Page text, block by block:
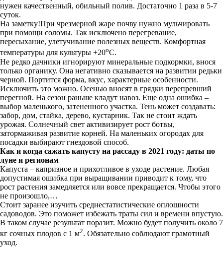
нужен качественный, обильный полив. Достаточно 1 раза в 5-7
суток.
На заметку!При чрезмерной жаре почву нужно мульчировать
при помощи соломы. Так исключено перегревание,
пересыхание, улетучивание полезных веществ. Комфортная
температуры для культуры +20оС.
Не редко дачники игнорируют минеральные подкормки, внося
только органику. Она негативно сказывается на развитии редьки
черной. Портится форма, вкус, характерные особенности.
Исключить это можно. Осенью вносят в грядки перепревший
перегной. На сезон раньше кладут навоз. Еще одна ошибка –
выбор маленького, затененного участка. Тень может создавать:
забор, дом, стайка, дерево, кустарник. Так не стоит ждать
урожая. Солнечный свет активизирует рост ботвы,
затормаживая развитие корней. На маленьких огородах для
посадки выбирают гнездовой способ.
Как и когда сажать капусту на рассаду в 2021 году: даты по
луне и регионам
Капуста – капризное и прихотливое в уходе растение. Любая
допустимая ошибка при выращивании приводит к тому, что
рост растения замедляется или вовсе прекращается. Чтобы этого
не произошло,…
Стоит заранее изучить среднестатистические оплошности
садоводов. Это поможет избежать траты сил и времени впустую.
В таком случае результат поразит. Можно будет получить около 7
кг сочных плодов с 1 м2. Обязательно соблюдают грамотный
уход.